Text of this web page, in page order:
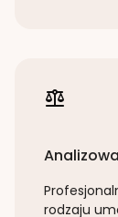
rodzaju